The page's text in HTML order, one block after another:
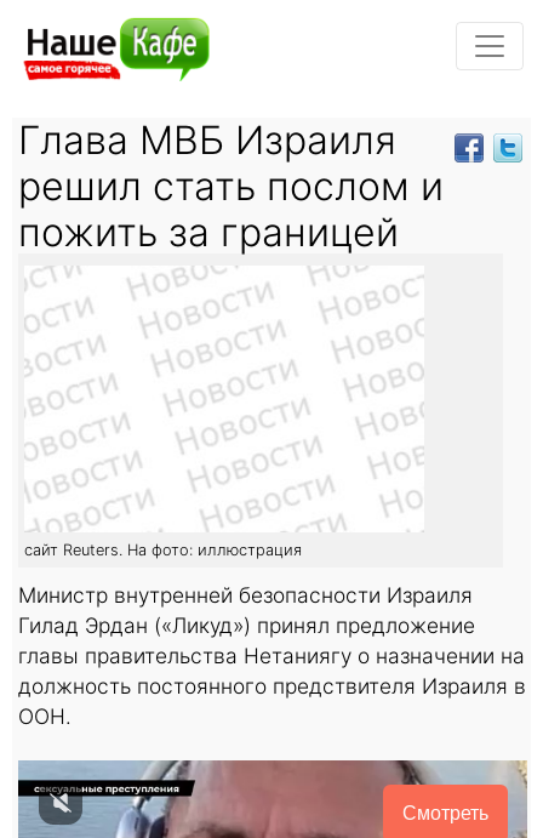
Глава МВБ Израиля
решил стать послом и
пожить за границей
сайт Reuters. На фото: иллюстрация
Министр внутренней безопасности Израиля
Гилад Эрдан («Ликуд») принял предложение
главы правительства Нетаниягу о назначении на
должность постоянного предствителя Израиля в
ООН.
Смотреть